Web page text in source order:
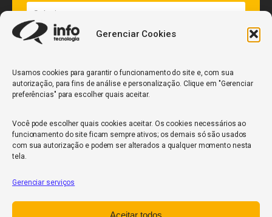
Gerenciar Cookies
Usamos cookies para garantir o funcionamento do site e, com sua
autorização, para fins de análise e personalização. Clique em "Gerenciar
preferências" para escolher quais aceitar.
Você pode escolher quais cookies aceitar. Os cookies necessários ao
funcionamento do site ficam sempre ativos; os demais só são usados
com sua autorização e podem ser alterados a qualquer momento nesta
tela.
Gerenciar serviços
Aceitar todos
Quantidade de veículos da frota*
ENVIAR
InfoCore